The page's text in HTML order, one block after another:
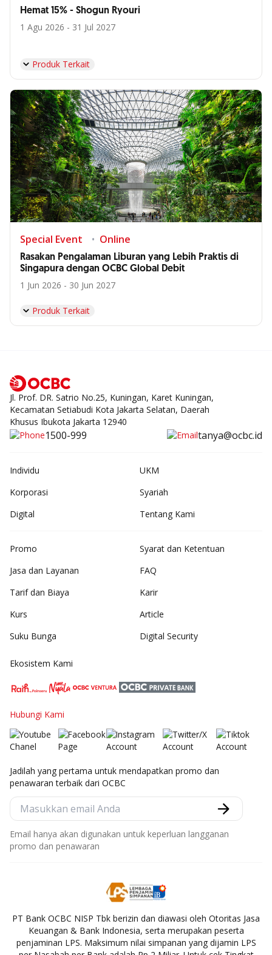
Hemat 15% - Shogun Ryouri
1 Agu 2026 - 31 Jul 2027
Produk Terkait
Special Event Online
Rasakan Pengalaman Liburan yang Lebih Praktis di
Singapura dengan OCBC Global Debit
1 Jun 2026 - 30 Jun 2027
Produk Terkait
Jl. Prof. DR. Satrio No.25, Kuningan, Karet Kuningan,
Kecamatan Setiabudi Kota Jakarta Selatan, Daerah
Khusus Ibukota Jakarta 12940
1500-999 tanya@ocbc.id
Individu
UKM
Korporasi
Syariah
Digital
Tentang Kami
Promo
Jasa dan Layanan
Tarif dan Biaya
Kurs
Suku Bunga
Syarat dan Ketentuan
FAQ
Karir
Article
Digital Security
Ekosistem Kami
Hubungi Kami
Jadilah yang pertama untuk mendapatkan promo dan
penawaran terbaik dari OCBC
Email hanya akan digunakan untuk keperluan langganan
promo dan penawaran
PT Bank OCBC NISP Tbk berizin dan diawasi oleh Otoritas Jasa
Keuangan & Bank Indonesia, serta merupakan peserta
penjaminan LPS. Maksimum nilai simpanan yang dijamin LPS